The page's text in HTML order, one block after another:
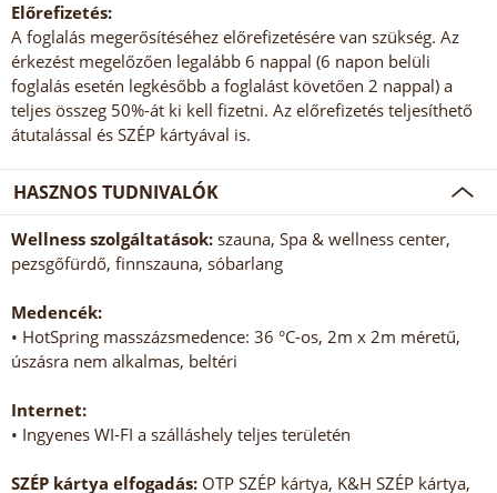
Előrefizetés:
A foglalás megerősítéséhez előrefizetésére van szükség. Az
érkezést megelőzően legalább 6 nappal (6 napon belüli
foglalás esetén legkésőbb a foglalást követően 2 nappal) a
teljes összeg 50%-át ki kell fizetni. Az előrefizetés teljesíthető
átutalással és SZÉP kártyával is.
HASZNOS TUDNIVALÓK
Wellness szolgáltatások: szauna, Spa & wellness center,
pezsgőfürdő, finnszauna, sóbarlang
Medencék:
• HotSpring masszázsmedence: 36 °C-os, 2m x 2m méretű,
úszásra nem alkalmas, beltéri
Internet:
• Ingyenes WI-FI a szálláshely teljes területén
SZÉP kártya elfogadás: OTP SZÉP kártya, K&H SZÉP kártya,